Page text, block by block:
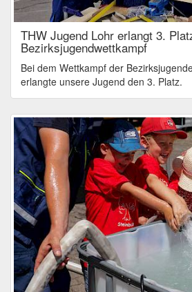
THW Jugend Lohr erlangt 3.
Bezirksjugendwettkampf
Bei dem Wettkampf der
erlangte unsere Jugend den 3. Platz.